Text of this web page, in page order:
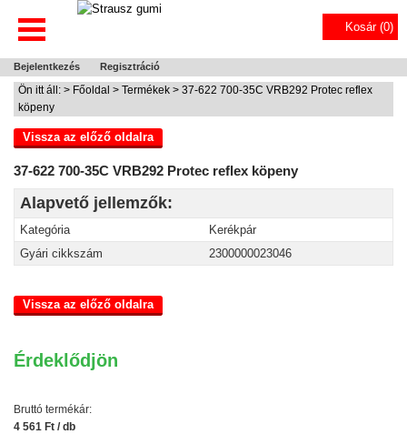
Kosár (0)
Bejelentkezés Regisztráció
Ön itt áll: > Főoldal > Termékek > 37-622 700-35C VRB292 Protec reflex
köpeny
Vissza az előző oldalra
37-622 700-35C VRB292 Protec reflex köpeny
Alapvető jellemzők:
Kategória
Kerékpár
Gyári cikkszám
2300000023046
Vissza az előző oldalra
Érdeklődjön
Bruttó termékár:
4 561 Ft / db